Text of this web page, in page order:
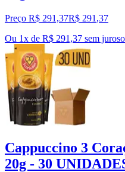
Preço R$ 291,37R$ 291 ,37
Ou 1x de R$ 291,37 sem juros
Cappuccino 3
20g - 30